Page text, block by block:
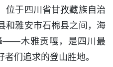
位于四川省甘孜藏族自治
和雅安市石棉县之间，海
——木雅贡嘎，是四川最
们追求的登山胜地。